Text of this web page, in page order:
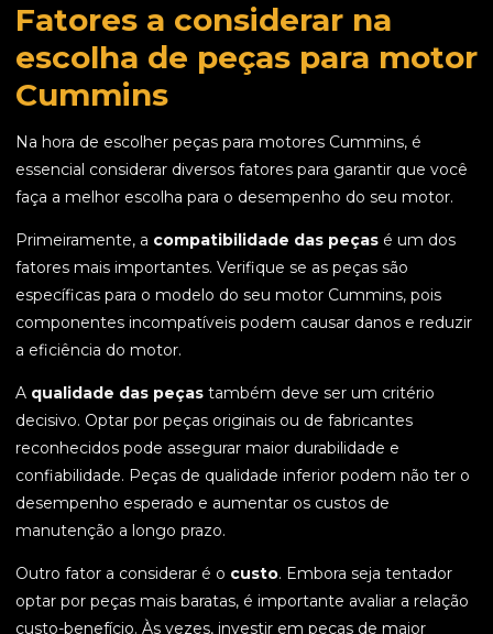
Fatores a considerar na
escolha de peças para motor
Cummins
Na hora de escolher peças para motores Cummins, é
essencial considerar diversos fatores para garantir que você
faça a melhor escolha para o desempenho do seu motor.
Primeiramente, a compatibilidade das peças é um dos
fatores mais importantes. Verifique se as peças são
específicas para o modelo do seu motor Cummins, pois
componentes incompatíveis podem causar danos e reduzir
a eficiência do motor.
A qualidade das peças também deve ser um critério
decisivo. Optar por peças originais ou de fabricantes
reconhecidos pode assegurar maior durabilidade e
confiabilidade. Peças de qualidade inferior podem não ter o
desempenho esperado e aumentar os custos de
manutenção a longo prazo.
Outro fator a considerar é o custo. Embora seja tentador
optar por peças mais baratas, é importante avaliar a relação
custo-benefício. Às vezes, investir em peças de maior